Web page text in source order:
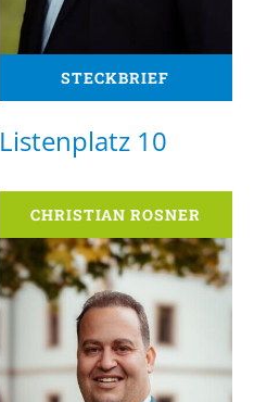
STECKBRIEF
Listenplatz 10
CHRISTIAN ROSNER